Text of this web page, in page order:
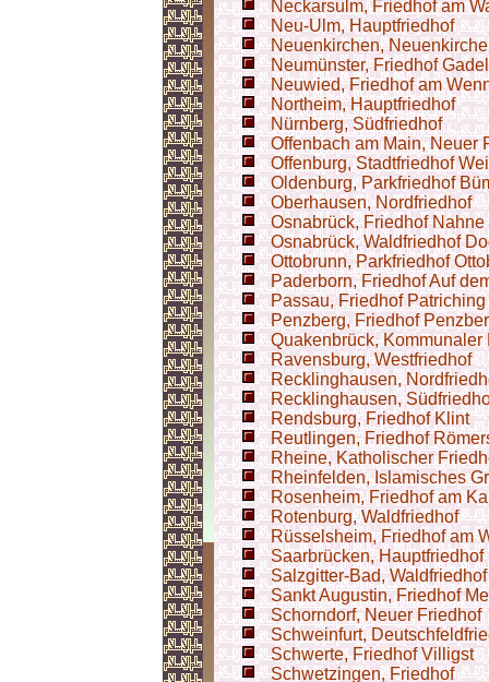
Neckarsulm, Friedhof am
Neu-Ulm, Hauptfriedhof
Neuenkirchen,
Neumünster, Friedhof
Neuwied, Friedhof am
Northeim, Hauptfriedhof
Nürnberg, Südfriedhof
Offenbach am Main, Neuer
Offenburg, Stadtfriedhof
Oldenburg, Parkfriedhof
Oberhausen, Nordfriedhof
Osnabrück, Friedhof Nahne
Osnabrück, Waldfriedhof
Ottobrunn, Parkfriedhof
Paderborn, Friedhof Auf
Passau, Friedhof Patriching
Penzberg, Friedhof
Quakenbrück, Kommunaler
Ravensburg, Westfriedhof
Recklinghausen,
Recklinghausen,
Rendsburg, Friedhof Klint
Reutlingen, Friedhof
Rheine, Katholischer
Rheinfelden, Islamisches
Rosenheim, Friedhof am
Rotenburg, Waldfriedhof
Rüsselsheim, Friedhof am
Saarbrücken, Hauptfriedhof
Salzgitter-Bad, Waldfriedhof
Sankt Augustin, Friedhof
Schorndorf, Neuer Friedhof
Schweinfurt,
Schwerte, Friedhof Villigst
Schwetzingen, Friedhof